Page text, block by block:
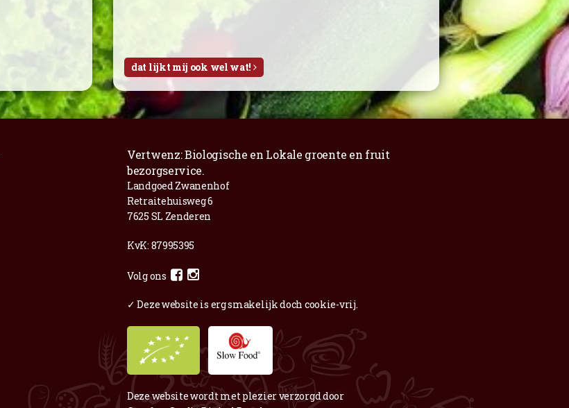
dat lijkt mij ook wel wat!
Vertwenz: Biologische en Lokale groente en fruit
bezorgservice.
Landgoed Zwanenhof
Retraitehuisweg 6
7625 SL Zenderen
KvK: 87995395
Volg ons
✓ Deze website is erg smakelijk doch cookie-vrij.
Deze website wordt met plezier verzorgd door